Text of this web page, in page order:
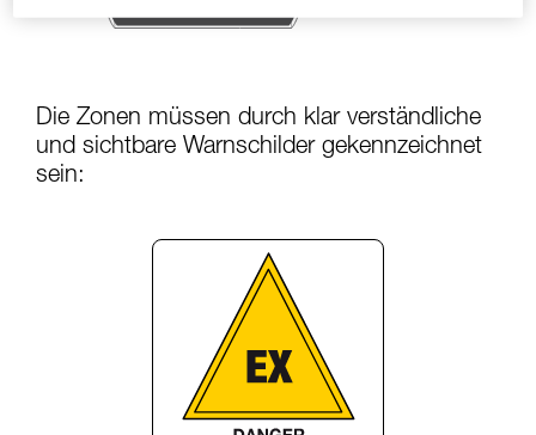
Die Zonen müssen durch klar verständliche
und sichtbare Warnschilder gekennzeichnet
sein: